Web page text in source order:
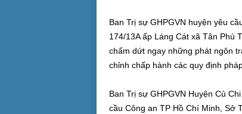
Ban Trị sự GHPGVN huyện yêu
174/13A ấp Láng Cát xã Tân Phú
chấm dứt ngay những phát ngôn
chỉnh chấp hành các quy định
Ban Trị sự GHPGVN Huyện Củ
cầu Công an TP Hồ Chí Minh, Sở